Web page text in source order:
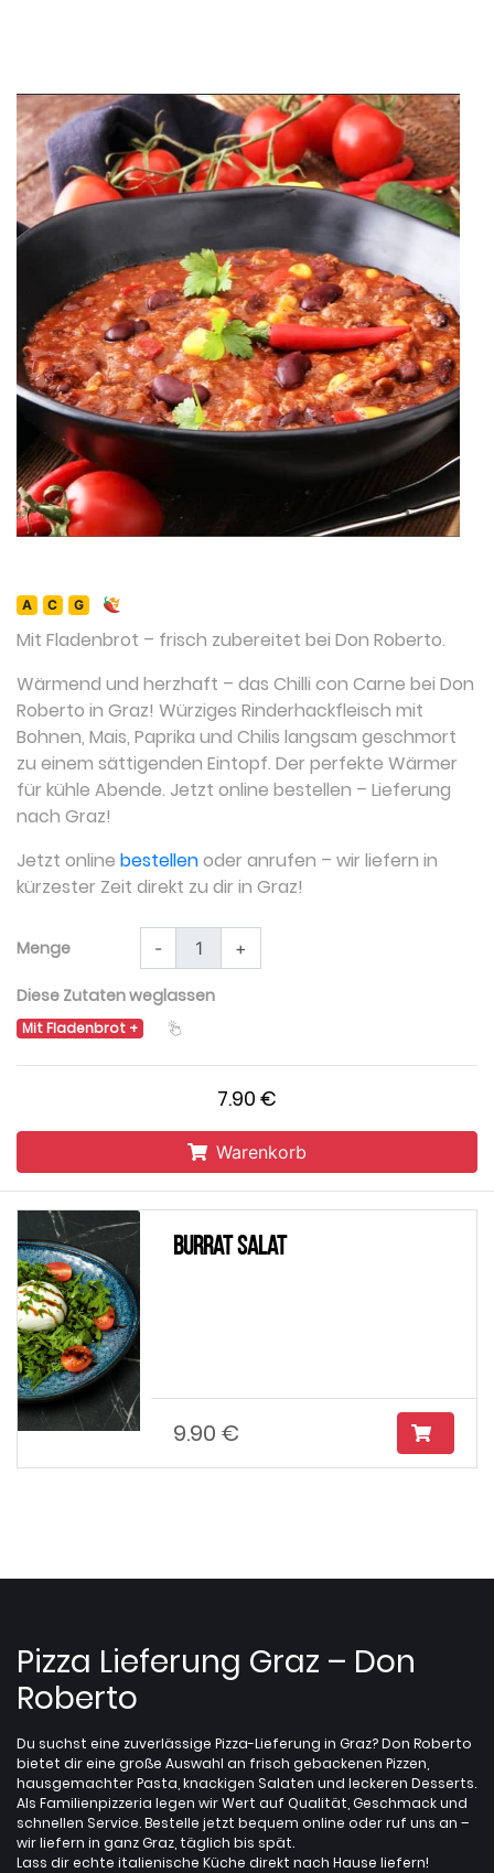
A C G
Mit Fladenbrot – frisch zubereitet bei Don Roberto.
Wärmend und herzhaft – das Chilli con Carne bei Don
Roberto in Graz! Würziges Rinderhackfleisch mit
Bohnen, Mais, Paprika und Chilis langsam geschmort
zu einem sättigenden Eintopf. Der perfekte Wärmer
für kühle Abende. Jetzt online bestellen – Lieferung
nach Graz!
Jetzt online bestellenoder anrufen – wir liefern in
kürzester Zeit direkt zu dir in Graz!
Menge - +
Diese Zutaten weglassen
Mit Fladenbrot
7.90 €
Warenkorb
Burrat Salat
9.90 €
Pizza Lieferung Graz – Don
Roberto
Du suchst eine zuverlässige Pizza-Lieferung in Graz? Don Roberto
bietet dir eine große Auswahl an frisch gebackenen Pizzen,
hausgemachter Pasta, knackigen Salaten und leckeren Desserts.
Als Familienpizzeria legen wir Wert auf Qualität, Geschmack und
schnellen Service. Bestelle jetzt bequem online oder ruf uns an –
wir liefern in ganz Graz, täglich bis spät.
Lass dir echte italienische Küche direkt nach Hause liefern!